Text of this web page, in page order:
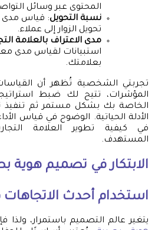
المحتوى عبر وسائل
نسبة التحويل: قياس مدى
تحويل الزوار إلى عملاء.
مدى الاعتراف بالعلامة
استبيانات لقياس مدى
بعلامتك.
تجربتي الشخصية تُظهر أن
المؤشرات، تتيح لك ضبط
الخاصة بك بشكل مستمر ثم تنفيذ
الأدلة الحياتية. الوضوح في قياس
في كيفية تطوير العلامة
المستهدف.
الابتكار في تصميم هوية
استخدام أحدث
يتغير عالم التصميم باستمرار، ولذا